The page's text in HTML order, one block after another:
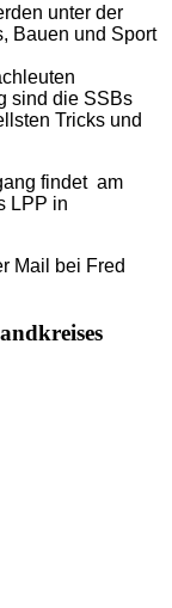
unter der
Bauen und Sport
sind die SSBs
Tricks und
findet am
LPP in
Mail bei Fred